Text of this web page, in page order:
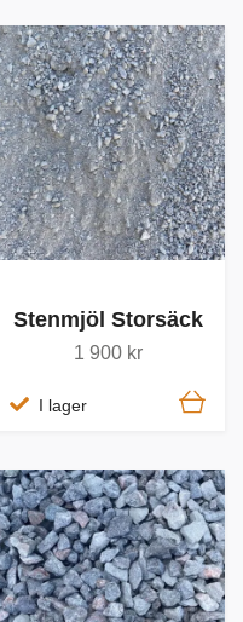
Stenmjöl Storsäck
1 900 kr
I lager